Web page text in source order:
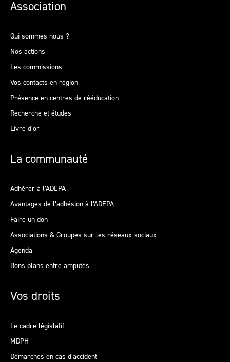
Association
Qui sommes-nous ?
Nos actions
Les commissions
Vos contacts en région
Présence en centres de rééducation
Recherche et études
Livre d’or
La communauté
Adhérer à l’ADEPA
Avantages de l’adhésion à l’ADEPA
Faire un don
Associations & Groupes sur les réseaux sociaux
Agenda
Bons plans entre amputés
Vos droits
Le cadre législatif
MDPH
Démarches en cas d’accident